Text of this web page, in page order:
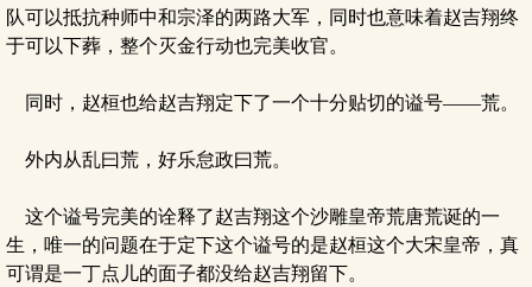
队可以抵抗种师中和宗泽的两路大军，同时也意味着赵吉翔终
于可以下葬，整个灭金行动也完美收官。
同时，赵桓也给赵吉翔定下了一个十分贴切的谥号——荒。
外内从乱曰荒，好乐怠政曰荒。
这个谥号完美的诠释了赵吉翔这个沙雕皇帝荒唐荒诞的一
生，唯一的问题在于定下这个谥号的是赵桓这个大宋皇帝，真
可谓是一丁点儿的面子都没给赵吉翔留下。